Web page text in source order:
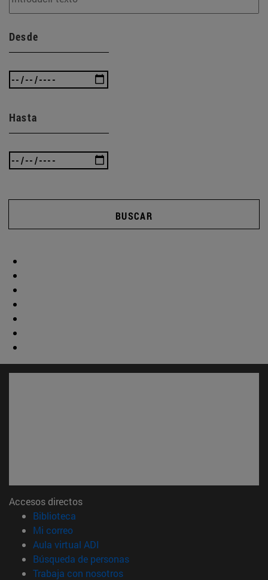
Desde
Hasta
BUSCAR
Accesos directos
Biblioteca
Mi correo(abre en nueva ventana)
Aula virtual ADI
Búsqueda de personas(abre en nueva ventana)
Trabaja con nosotros(abre en nueva ventana)